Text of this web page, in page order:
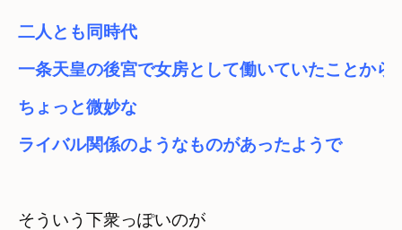
二人とも同時代
一条天皇の後宮で女房として働いていたことから
ちょっと微妙な
ライバル関係のようなものがあったようで
そういう下衆っぽいのが